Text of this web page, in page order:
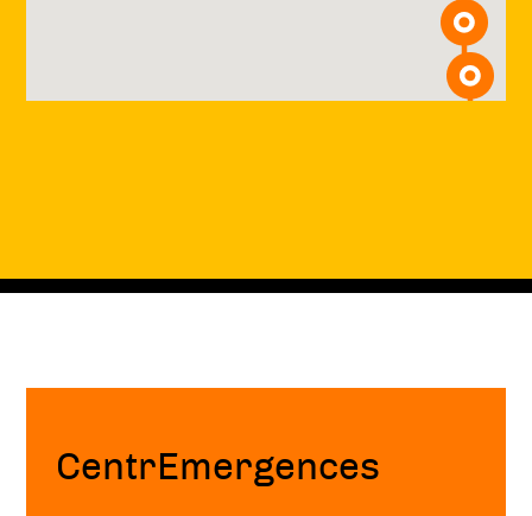
Fin
CentrEmergences